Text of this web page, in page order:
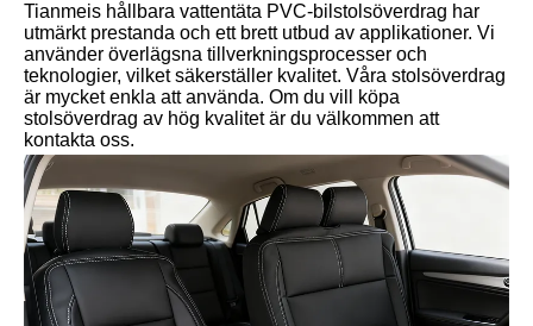
Tianmeis hållbara vattentäta PVC-bilstolsöverdrag har
utmärkt prestanda och ett brett utbud av applikationer. Vi
använder överlägsna tillverkningsprocesser och
teknologier, vilket säkerställer kvalitet. Våra stolsöverdrag
är mycket enkla att använda. Om du vill köpa
stolsöverdrag av hög kvalitet är du välkommen att
kontakta oss.